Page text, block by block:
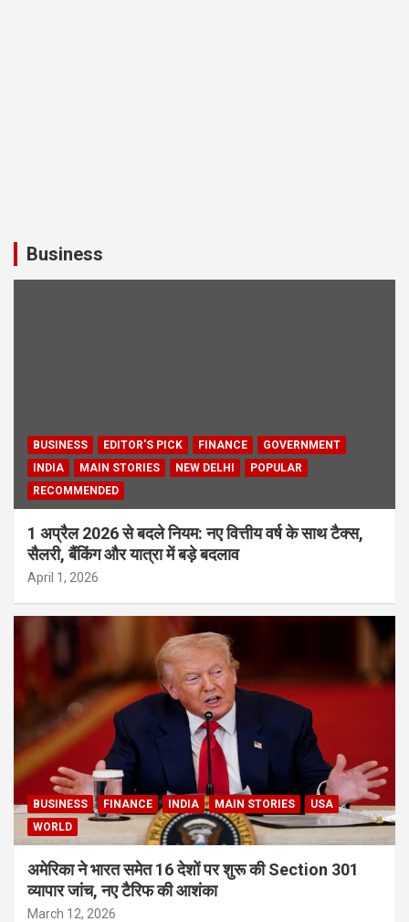
Business
BUSINESS EDITOR'S PICK FINANCE
GOVERNMENT
INDIA
MAIN STORIES NEW DELHI
POPULAR
RECOMMENDED
1 अप्रैल 2026 से बदले नियम: नए वित्तीय वर्ष के साथ टैक्स,
सैलरी, बैंकिंग और यात्रा में बड़े बदलाव
April 1, 2026
BUSINESS FINANCE INDIA MAIN STORIES
USA
WORLD
अमेरिका ने भारत समेत 16 देशों पर शुरू की Section 301
व्यापार जांच, नए टैरिफ की आशंका
March 12, 2026